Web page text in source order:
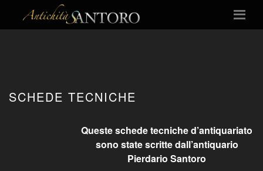
SCHEDE TECNICHE
Queste schede tecniche d’antiquariato
sono state scritte dall’antiquario
Pierdario Santoro